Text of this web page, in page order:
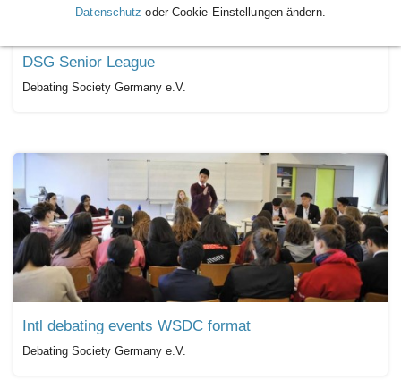
DSG Senior League
Debating Society Germany e.V.
Intl debating events WSDC format
Debating Society Germany e.V.
Datenschutz oder Cookie-Einstellungen ändern.